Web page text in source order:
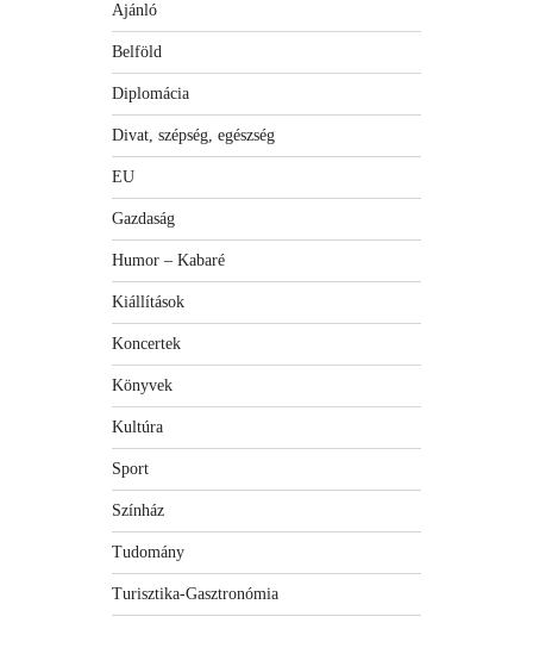
Ajánló
Belföld
Diplomácia
Divat, szépség, egészség
EU
Gazdaság
Humor – Kabaré
Kiállítások
Koncertek
Könyvek
Kultúra
Sport
Színház
Tudomány
Turisztika-Gasztronómia